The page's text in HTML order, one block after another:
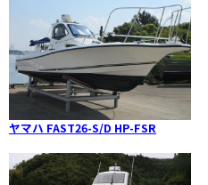
ヤマハ FAST26-S/D HP-FSR